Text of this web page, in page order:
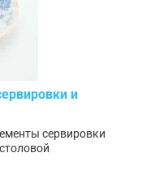
и
сервировки